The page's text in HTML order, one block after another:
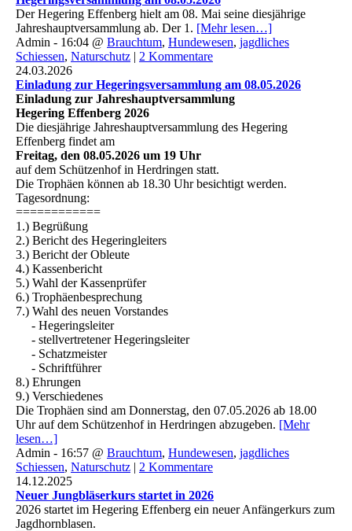
Der Hegering Effenberg hielt am 08. Mai seine diesjährige
Jahreshauptversammlung ab. Der 1. [Mehr lesen…]
Admin - 16:04 @ Brauchtum, Hundewesen, jagdliches
Schiessen, Naturschutz | 2 Kommentare
24.03.2026
Einladung zur Hegeringsversammlung am 08.05.2026
Einladung zur Jahreshauptversammlung
Hegering Effenberg 2026
Die diesjährige Jahreshauptversammlung des Hegering
Effenberg findet am
Freitag, den 08.05.2026 um 19 Uhr
auf dem Schützenhof in Herdringen statt.
Die Trophäen können ab 18.30 Uhr besichtigt werden.
Tagesordnung:
============
1.) Begrüßung
2.) Bericht des Hegeringleiters
3.) Bericht der Obleute
4.) Kassenbericht
5.) Wahl der Kassenprüfer
6.) Trophäenbesprechung
7.) Wahl des neuen Vorstandes
- Hegeringsleiter
- stellvertretener Hegeringsleiter
- Schatzmeister
- Schriftführer
8.) Ehrungen
9.) Verschiedenes
Die Trophäen sind am Donnerstag, den 07.05.2026 ab 18.00
Uhr auf dem Schützenhof in Herdringen abzugeben. [Mehr
lesen…]
Admin - 16:57 @ Brauchtum, Hundewesen, jagdliches
Schiessen, Naturschutz | 2 Kommentare
14.12.2025
Neuer Jungbläserkurs startet in 2026
2026 startet im Hegering Effenberg ein neuer Anfängerkurs zum
Jagdhornblasen.